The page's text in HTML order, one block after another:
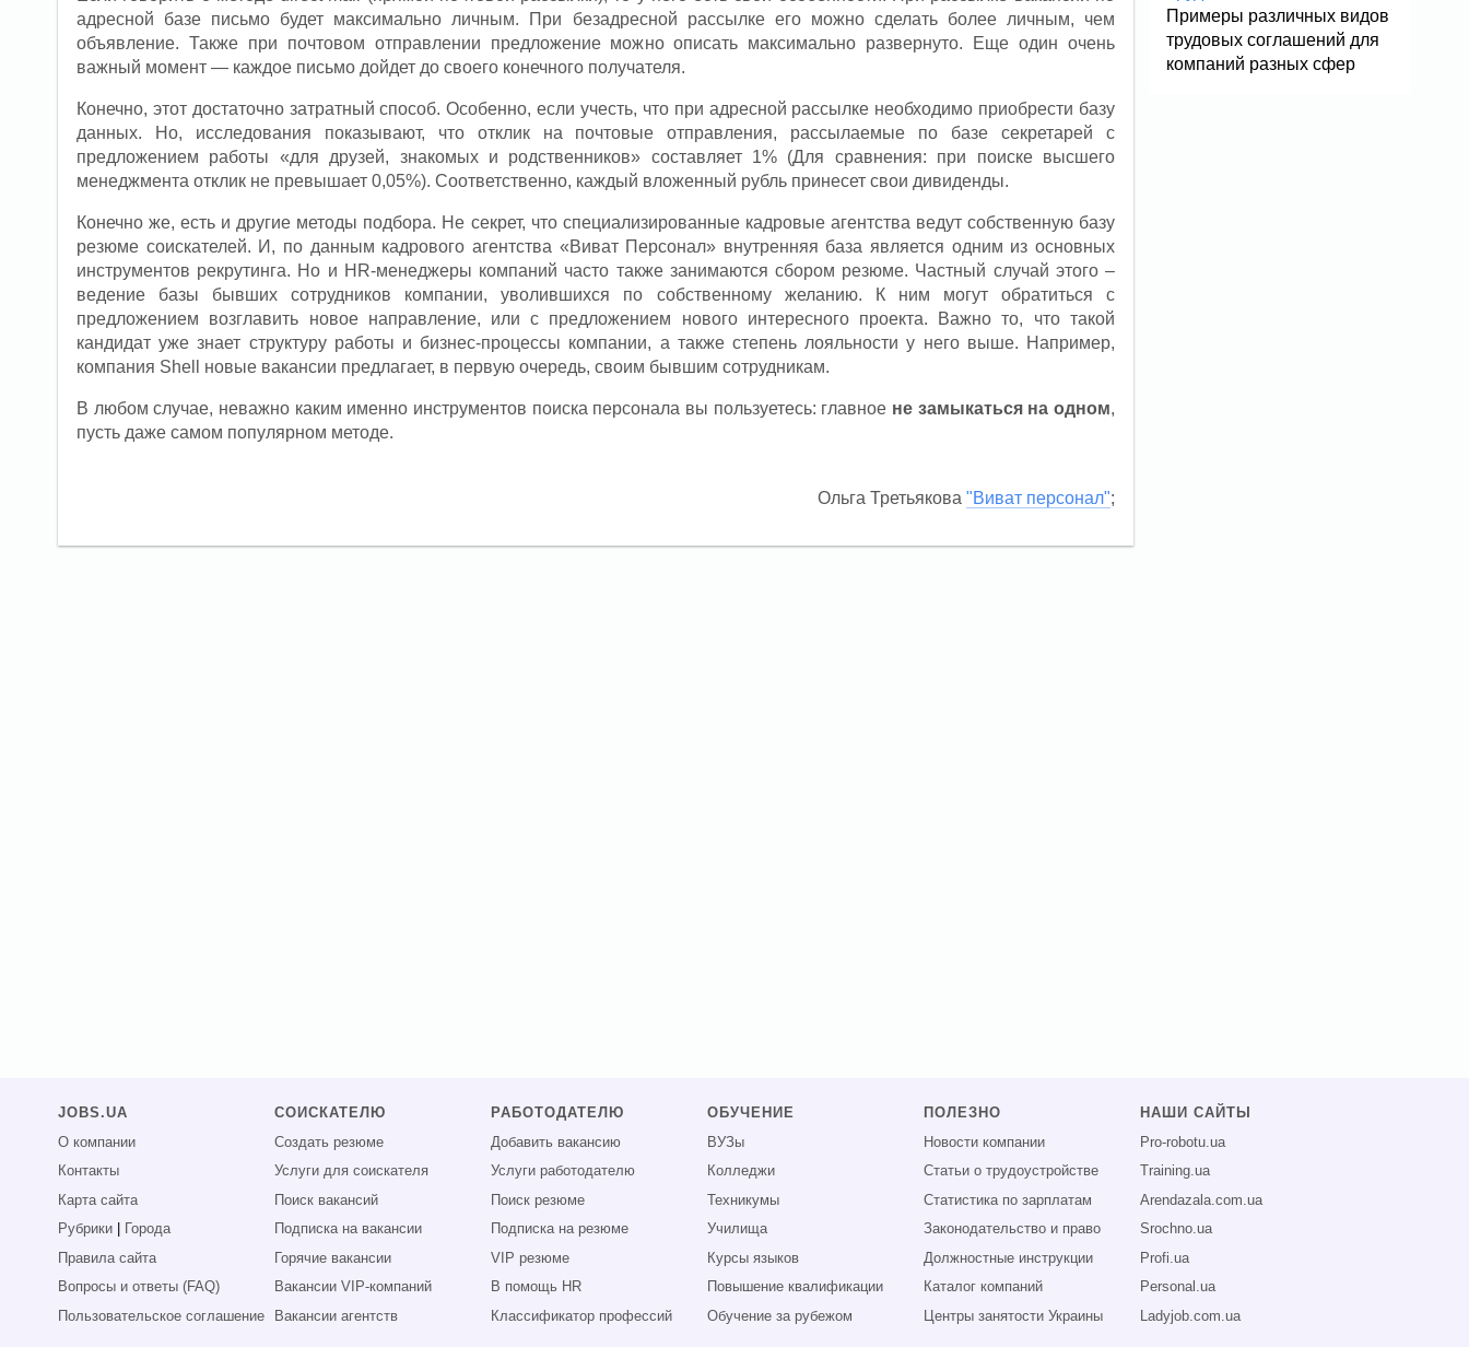
адресной базе письмо будет максимально личным. При безадресной рассылке его можно сделать более личным, чем
объявление. Также при почтовом отправлении предложение можно описать максимально развернуто. Еще один очень
важный момент — каждое письмо дойдет до своего конечного получателя.
Конечно, этот достаточно затратный способ. Особенно, если учесть, что при адресной рассылке необходимо приобрести базу
данных. Но, исследования показывают, что отклик на почтовые отправления, рассылаемые по базе секретарей с
предложением работы «для друзей, знакомых и родственников» составляет 1% (Для сравнения: при поиске высшего
менеджмента отклик не превышает 0,05%). Соответственно, каждый вложенный рубль принесет свои дивиденды.
Конечно же, есть и другие методы подбора. Не секрет, что специализированные кадровые агентства ведут собственную базу
резюме соискателей. И, по данным кадрового агентства «Виват Персонал» внутренняя база является одним из основных
инструментов рекрутинга. Но и HR-менеджеры компаний часто также занимаются сбором резюме. Частный случай этого –
ведение базы бывших сотрудников компании, уволившихся по собственному желанию. К ним могут обратиться с
предложением возглавить новое направление, или с предложением нового интересного проекта. Важно то, что такой
кандидат уже знает структуру работы и бизнес-процессы компании, а также степень лояльности у него выше. Например,
компания Shell новые вакансии предлагает, в первую очередь, своим бывшим сотрудникам.
В любом случае, неважно каким именно инструментов поиска персонала вы пользуетесь: главное не замыкаться на одном,
пусть даже самом популярном методе.
Ольга Третьякова "Виват персонал";
Примеры различных видов
трудовых соглашений для
компаний разных сфер
JOBS.UA
О компании
Контакты
Карта сайта
Рубрики
Города
Правила сайта
Вопросы и ответы (FAQ)
Пользовательское соглашение
СОИСКАТЕЛЮ
Создать резюме
Услуги для соискателя
Поиск вакансий
Подписка на вакансии
Горячие вакансии
Вакансии VIP-компаний
Вакансии агентств
РАБОТОДАТЕЛЮ
Добавить вакансию
Услуги работодателю
Поиск резюме
Подписка на резюме
VIP резюме
В помощь HR
Классификатор профессий
ОБУЧЕНИЕ
ВУЗы
Колледжи
Техникумы
Училища
Курсы языков
Повышение квалификации
Обучение за рубежом
ПОЛЕЗНО
Новости компании
Статьи о трудоустройстве
Статистика по зарплатам
Законодательство и право
Должностные инструкции
Каталог компаний
Центры занятости Украины
НАШИ САЙТЫ
Pro-robotu.ua
Training.ua
Arendazala.com.ua
Srochno.ua
Profi.ua
Personal.ua
Ladyjob.com.ua